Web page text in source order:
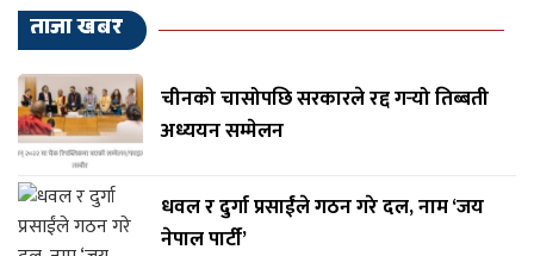
ताजा खबर
चीनको चासोपछि सरकारले रद्द गर्‍यो तिब्बती
अध्ययन सम्मेलन
धवल र दुर्गा प्रसाईंले गठन गरे दल, नाम ‘जय
नेपाल पार्टी’